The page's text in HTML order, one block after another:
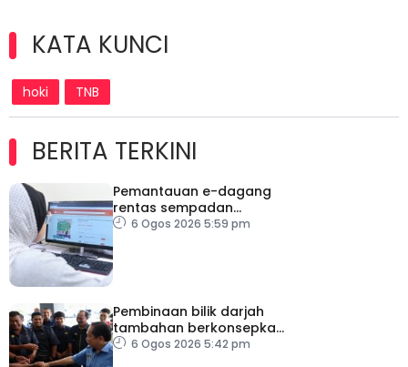
KATA KUNCI
hoki TNB
BERITA TERKINI
Pemantauan e-dagang
rentas sempadan
diperketat, pastikan
6 Ogos 2026 5:59 pm
Pembinaan bilik darjah
tambahan berkonsepkan
MPS di sekolah terpilih,
6 Ogos 2026 5:42 pm